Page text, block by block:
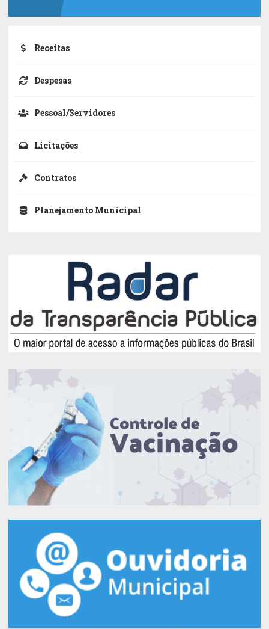
Receitas
Despesas
Pessoal/Servidores
Licitações
Contratos
Planejamento Municipal